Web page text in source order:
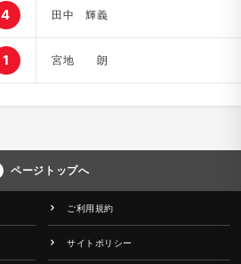
4 田中 輝義
1 宮地 朗
ページトップへ
ご利用規約
サイトポリシー